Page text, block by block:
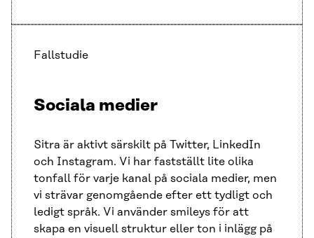
Fallstudie
Sociala medier
Sitra är aktivt särskilt på Twitter, LinkedIn
och Instagram. Vi har fastställt lite olika
tonfall för varje kanal på sociala medier, men
vi strävar genomgående efter ett tydligt och
ledigt språk. Vi använder smileys för att
skapa en visuell struktur eller ton i inlägg på